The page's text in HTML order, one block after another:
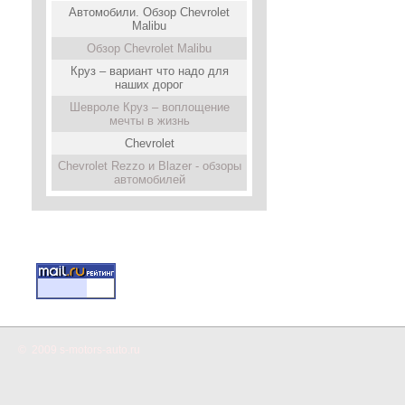
Автомобили. Обзор Chevrolet
Malibu
Обзор Chevrolet Malibu
Круз – вариант что надо для
наших дорог
Шевроле Круз – воплощение
мечты в жизнь
Chevrolet
Chevrolet Rezzo и Blazer - обзоры
автомобилей